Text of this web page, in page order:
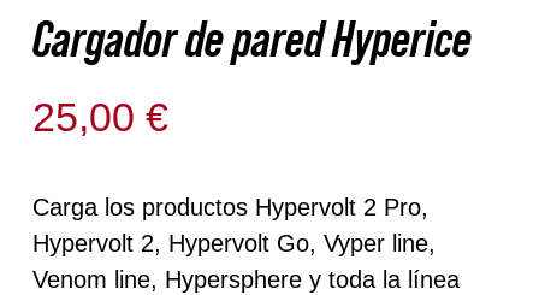
Cargador de pared Hyperice
25,00€
Carga los productos Hypervolt 2 Pro,
Hypervolt 2, Hypervolt Go, Vyper line,
Venom line, Hypersphere y toda la línea